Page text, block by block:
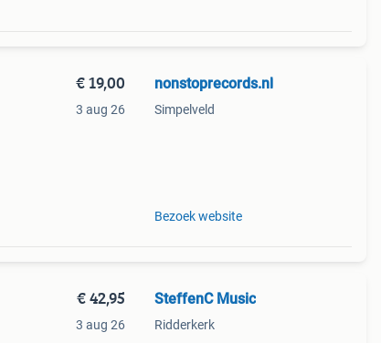
€ 19,00
3 aug 26
nonstoprecords.nl
Simpelveld
Bezoek website
€ 42,95
3 aug 26
SteffenC Music
Ridderkerk